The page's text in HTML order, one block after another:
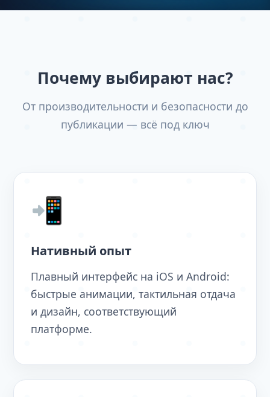
Почему выбирают нас?
От производительности и безопасности до
публикации — всё под ключ
📲
Нативный опыт
Плавный интерфейс на iOS и Android:
быстрые анимации, тактильная отдача
и дизайн, соответствующий
платформе.